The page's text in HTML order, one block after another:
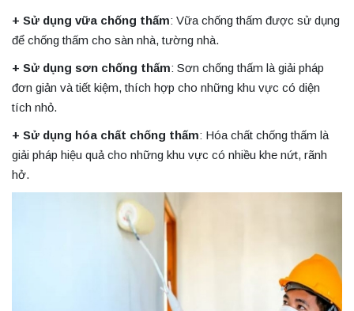
+ Sử dụng vữa chống thấm: Vữa chống thấm được sử dụng
để chống thấm cho sàn nhà, tường nhà.
+ Sử dụng sơn chống thấm: Sơn chống thấm là giải pháp
đơn giản và tiết kiệm, thích hợp cho những khu vực có diện
tích nhỏ.
+ Sử dụng hóa chất chống thấm: Hóa chất chống thấm là
giải pháp hiệu quả cho những khu vực có nhiều khe nứt, rãnh
hở.